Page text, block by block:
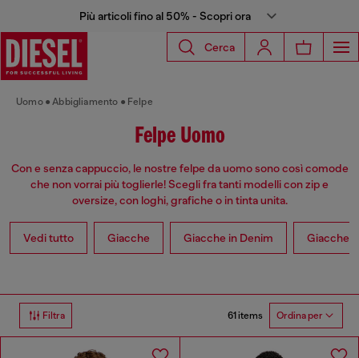
Più articoli fino al 50% - Scopri ora
Cerca
Uomo Abbigliamento Felpe
Felpe Uomo
Con e senza cappuccio, le nostre felpe da uomo sono così comode
che non vorrai più toglierle! Scegli fra tanti modelli con zip e
oversize, con loghi, grafiche o in tinta unita.
Vedi tutto Giacche Giacche in Denim Giacche
Filtra 61 items Ordina per